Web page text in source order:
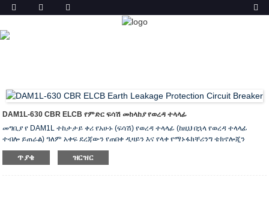
ምርት
DAM1L-630 CBR ELCB የምድር ፍሳሽ መከላከያ የወረዳ ተላላፊ
መግቢያ የ DAM1L ተከታታይ ቀሪ የአሁኑ (ፍሳሽ) የወረዳ ተላላፊ (ከዚህ በኋላ የወረዳ ተላላፊ
ተብሎ ይጠራል) ዓለም አቀፍ ደረጃውን የጠበቀ ዲዛይን እና የላቀ የማኑፋክቸሪንግ ቴክኖሎጂን
በመጠቀም በተሳካ ሁኔታ የተሻሻለ አዲስ ተከታታይ ቀሪ (ፍሳሽ) ነው ፡፡ የተጠበቀ ሻጋታ የጉዳይ አይነት
የወረዳ ተላላፊ። የዚህ ተከታታይ የወረዳ ተላላፊዎች ደረጃ የተሰጠው የሙቀት መጠን 400 ቪ ነው
ጥያቄ ዝርዝር